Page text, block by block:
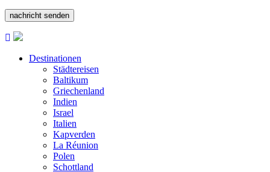
Destinationen
Städtereisen
Baltikum
Griechenland
Indien
Israel
Italien
Kapverden
La Réunion
Polen
Schottland